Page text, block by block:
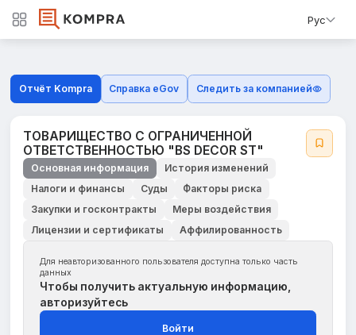
Рус
Отчёт Kompra Справка eGov Следить за компанией
ТОВАРИЩЕСТВО С ОГРАНИЧЕННОЙ
ОТВЕТСТВЕННОСТЬЮ "BS DECOR ST"
Основная информация
История изменений
Налоги и финансы
Суды
Факторы риска
Закупки и госконтракты
Меры воздействия
Лицензии и сертификаты
Аффилированность
Для неавторизованного пользователя доступна только часть
данных
Чтобы получить актуальную информацию,
авторизуйтесь
Войти